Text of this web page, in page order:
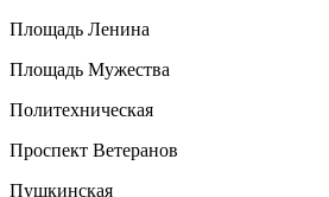
Площадь Ленина
Площадь Мужества
Политехническая
Проспект Ветеранов
Пушкинская